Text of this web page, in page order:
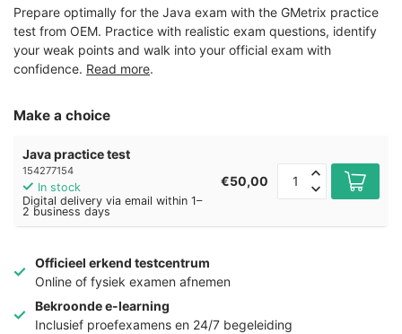
Prepare optimally for the Java exam with the GMetrix practice
test from OEM. Practice with realistic exam questions, identify
your weak points and walk into your official exam with
confidence. Read more.
Make a choice
Java practice test
154277154
In stock
Digital delivery via email within 1–
2 business days
€50,00
Officieel erkend testcentrum
Online of fysiek examen afnemen
Bekroonde e-learning
Inclusief proefexamens en 24/7 begeleiding